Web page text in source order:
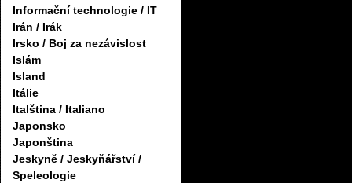
Informační technologie / IT
Irán / Irák
Irsko / Boj za nezávislost
Islám
Island
Itálie
Italština / Italiano
Japonsko
Japonština
Jeskyně / Jeskyňářství /
Speleologie